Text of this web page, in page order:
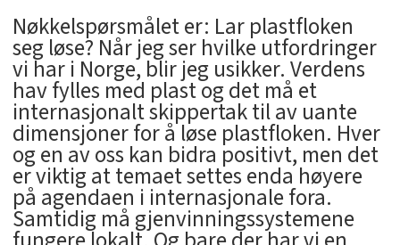
Nøkkelspørsmålet er: Lar plastfloken
seg løse? Når jeg ser hvilke utfordringer
vi har i Norge, blir jeg usikker. Verdens
hav fylles med plast og det må et
internasjonalt skippertak til av uante
dimensjoner for å løse plastfloken. Hver
og en av oss kan bidra positivt, men det
er viktig at temaet settes enda høyere
på agendaen i internasjonale fora.
Samtidig må gjenvinningssystemene